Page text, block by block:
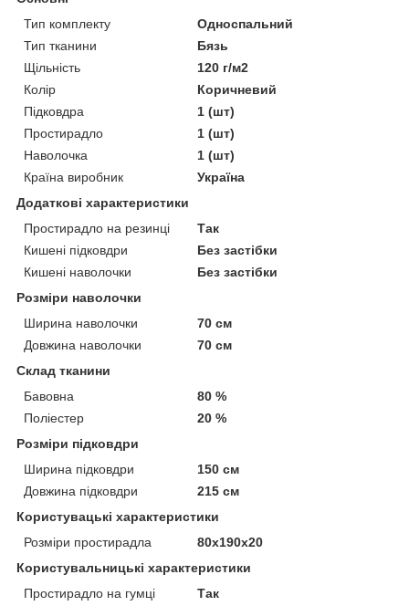
Тип комплекту
Односпальний
Тип тканини
Бязь
Щільність
120 г/м2
Колір
Коричневий
Підковдра
1 (шт)
Простирадло
1 (шт)
Наволочка
1 (шт)
Країна виробник
Україна
Додаткові характеристики
Простирадло на резинці
Так
Кишені підковдри
Без застібки
Кишені наволочки
Без застібки
Розміри наволочки
Ширина наволочки
70 см
Довжина наволочки
70 см
Склад тканини
Бавовна
80 %
Поліестер
20 %
Розміри підковдри
Ширина підковдри
150 см
Довжина підковдри
215 см
Користувацькi характеристики
Розміри простирадла
80х190х20
Користувальницькі характеристики
Простирадло на гумці
Так